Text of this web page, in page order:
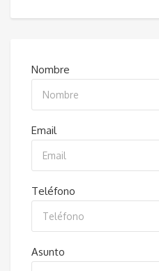
Nombre
Email
Teléfono
Asunto